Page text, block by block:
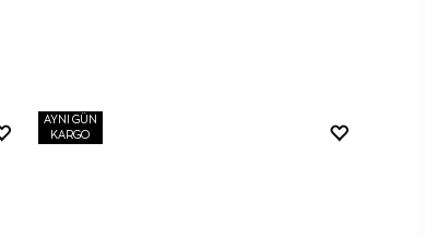
AYNI GÜN
KARGO